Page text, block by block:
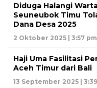
Diduga Halangi
Seuneubok Timu
Dana Desa 2025
2 Oktober 2025 | 3:57
Haji Uma Fasilitasi
Aceh Timur dari Bali
13 September 2025 |